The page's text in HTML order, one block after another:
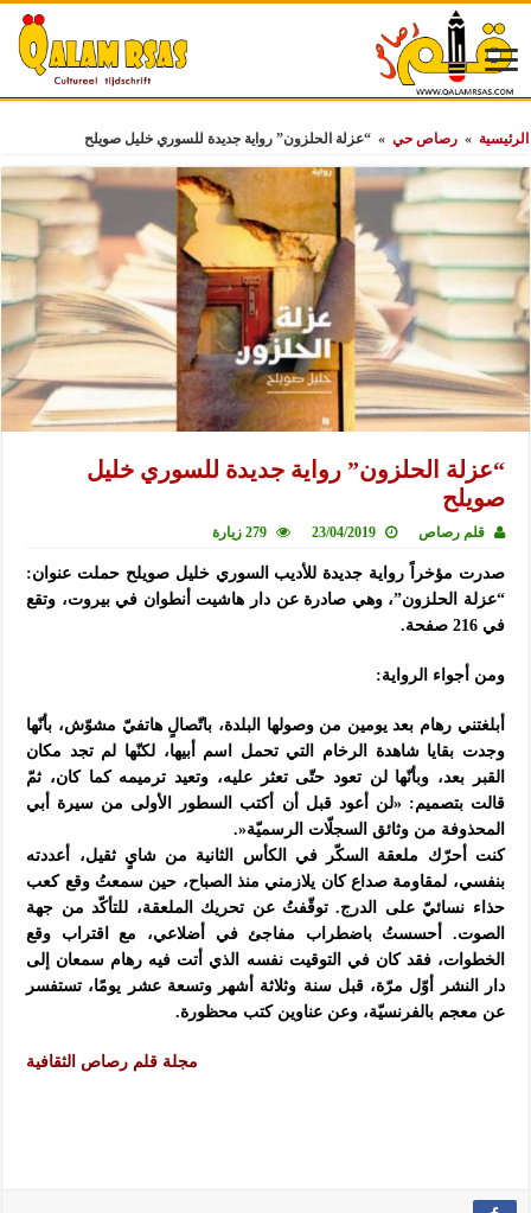
الرئيسية » رصاص حي » “عزلة الحلزون” رواية جديدة للسوري خليل صويلح
“عزلة الحلزون” رواية جديدة للسوري خليل
صويلح
قلم رصاص 23/04/2019 279 زيارة
صدرت مؤخراً رواية جديدة للأديب السوري خليل صويلح حملت عنوان:
“عزلة الحلزون”، وهي صادرة عن دار هاشيت أنطوان في بيروت، وتقع
في 216 صفحة.
ومن أجواء الرواية:
أبلغتني رهام بعد يومين من وصولها البلدة، باتّصالٍ هاتفيّ مشوّش، بأنّها
وجدت بقايا شاهدة الرخام التي تحمل اسم أبيها، لكنّها لم تجد مكان
القبر بعد، وبأنّها لن تعود حتّى تعثر عليه، وتعيد ترميمه كما كان، ثمّ
قالت بتصميم: «لن أعود قبل أن أكتب السطور الأولى من سيرة أبي
المحذوفة من وثائق السجلّات الرسميّة«.
كنت أحرّك ملعقة السكّر في الكأس الثانية من شايٍ ثقيل، أعددته
بنفسي، لمقاومة صداع كان يلازمني منذ الصباح، حين سمعتُ وقع كعب
حذاء نسائيّ على الدرج. توقّفتُ عن تحريك الملعقة، للتأكّد من جهة
الصوت. أحسستُ باضطراب مفاجئ في أضلاعي، مع اقتراب وقع
الخطوات، فقد كان في التوقيت نفسه الذي أتت فيه رهام سمعان إلى
دار النشر أوّل مرّة، قبل سنة وثلاثة أشهر وتسعة عشر يومًا، تستفسر
عن معجم بالفرنسيّة، وعن عناوين كتب محظورة.
مجلة قلم رصاص الثقافية